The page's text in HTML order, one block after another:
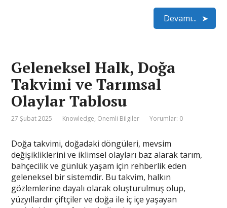
Devamı...
Geleneksel Halk, Doğa
Takvimi ve Tarımsal
Olaylar Tablosu
27 Şubat 2025 Knowledge, Önemli Bilgiler Yorumlar: 0
Doğa takvimi, doğadaki döngüleri, mevsim
değişikliklerini ve iklimsel olayları baz alarak tarım,
bahçecilik ve günlük yaşam için rehberlik eden
geleneksel bir sistemdir. Bu takvim, halkın
gözlemlerine dayalı olarak oluşturulmuş olup,
yüzyıllardır çiftçiler ve doğa ile iç içe yaşayan